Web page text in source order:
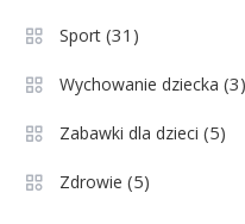
Jagiellonia
Sport (31)
Wychowanie dziecka (3)
Zabawki dla dzieci (5)
Zdrowie (5)